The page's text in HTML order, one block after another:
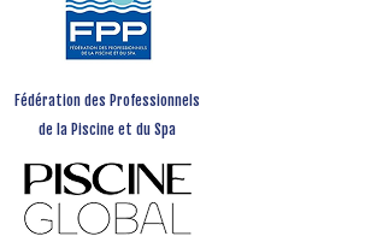
Fédération des Professionnels
de la Piscine et du Spa